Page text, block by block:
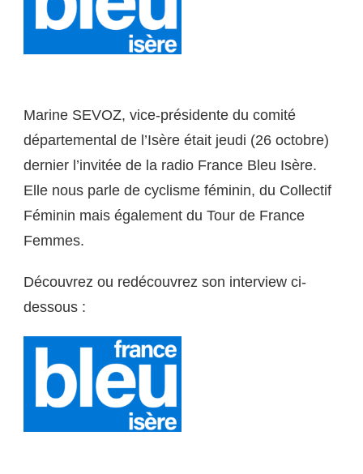
Marine SEVOZ, vice-présidente du comité
départemental de l’Isère était jeudi (26 octobre)
dernier l’invitée de la radio France Bleu Isère.
Elle nous parle de cyclisme féminin, du Collectif
Féminin mais également du Tour de France
Femmes.
Découvrez ou redécouvrez son interview ci-
dessous :